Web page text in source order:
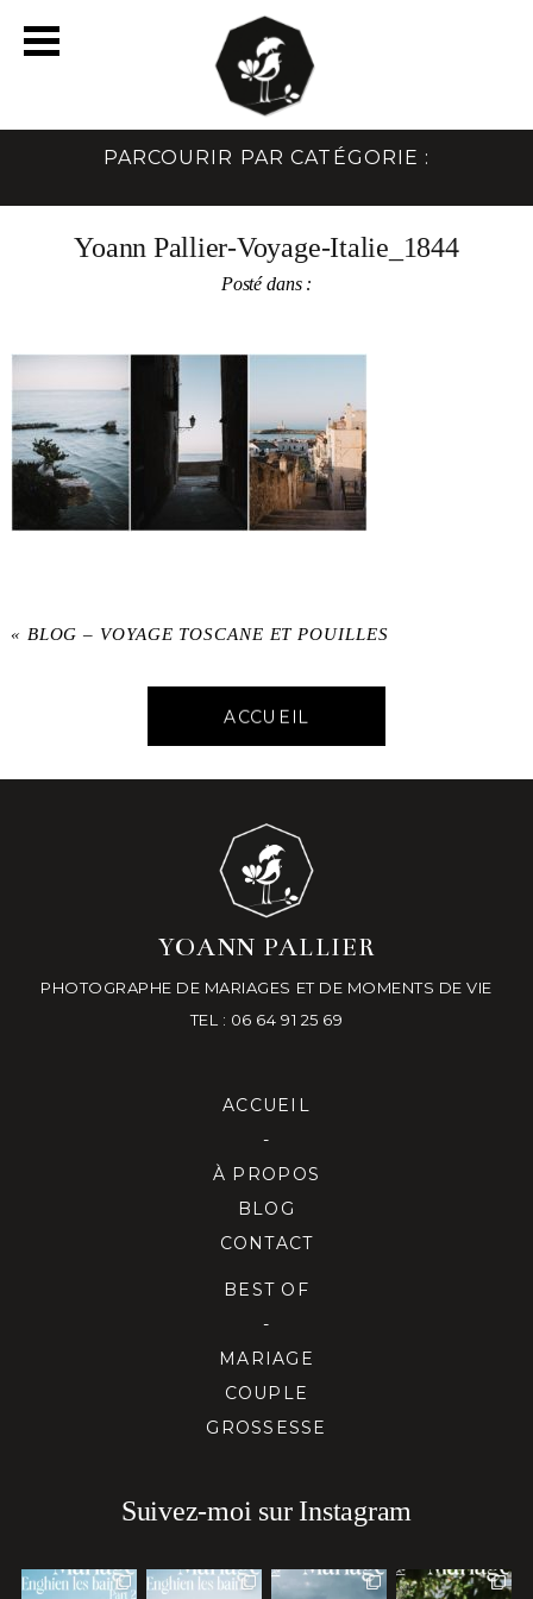
PARCOURIR PAR CATÉGORIE :
Yoann Pallier-Voyage-Italie_1844
Posté dans :
« BLOG – VOYAGE TOSCANE ET POUILLES
ACCUEIL
YOANN PALLIER
PHOTOGRAPHE DE MARIAGES ET DE MOMENTS DE VIE
TEL : 06 64 91 25 69
ACCUEIL
-
À PROPOS
BLOG
CONTACT
BEST OF
-
MARIAGE
COUPLE
GROSSESSE
Suivez-moi sur Instagram